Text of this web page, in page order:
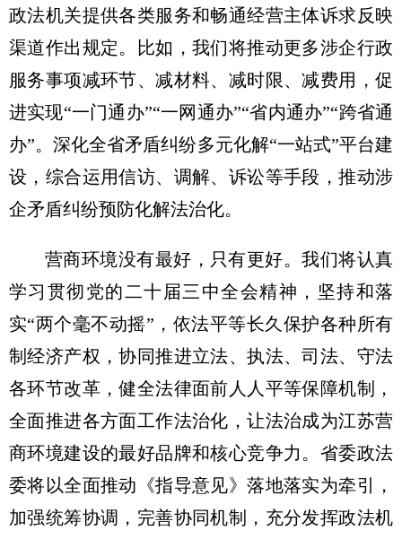
政法机关提供各类服务和畅通经营主体诉求反映
渠道作出规定。比如，我们将推动更多涉企行政
服务事项减环节、减材料、减时限、减费用，促
进实现“一门通办”“一网通办”“省内通办”“跨省通
办”。深化全省矛盾纠纷多元化解“一站式”平台建
设，综合运用信访、调解、诉讼等手段，推动涉
企矛盾纠纷预防化解法治化。
营商环境没有最好，只有更好。我们将认真
学习贯彻党的二十届三中全会精神，坚持和落
实“两个毫不动摇”，依法平等长久保护各种所有
制经济产权，协同推进立法、执法、司法、守法
各环节改革，健全法律面前人人平等保障机制，
全面推进各方面工作法治化，让法治成为江苏营
商环境建设的最好品牌和核心竞争力。省委政法
委将以全面推动《指导意见》落地落实为牵引，
加强统筹协调，完善协同机制，充分发挥政法机